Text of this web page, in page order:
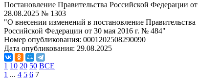
Постановление Правительства Российской Федерации от
28.08.2025 № 1303
"О внесении изменений в постановление Правительства
Российской Федерации от 30 мая 2016 г. № 484"
Номер опубликования: 0001202508290090
Дата опубликования: 29.08.2025
1 10 20 50 ВСЕ
1 ... 4 5 6 7